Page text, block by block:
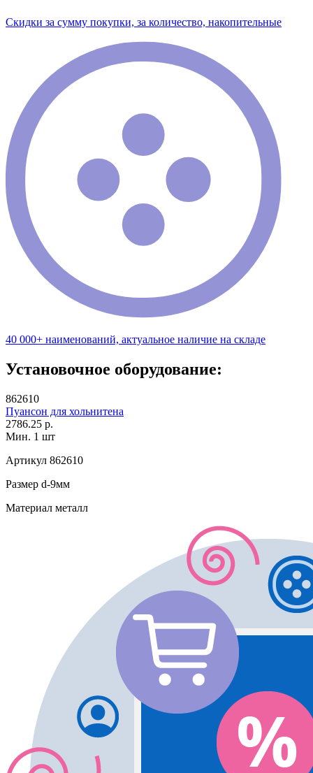
Скидки за сумму покупки, за количество, накопительные
40 000+ наименований, актуальное наличие на складе
Установочное оборудование:
862610
Пуансон для хольнитена
2786.25 р.
Мин. 1 шт
Артикул 862610
Размер d-9мм
Материал металл